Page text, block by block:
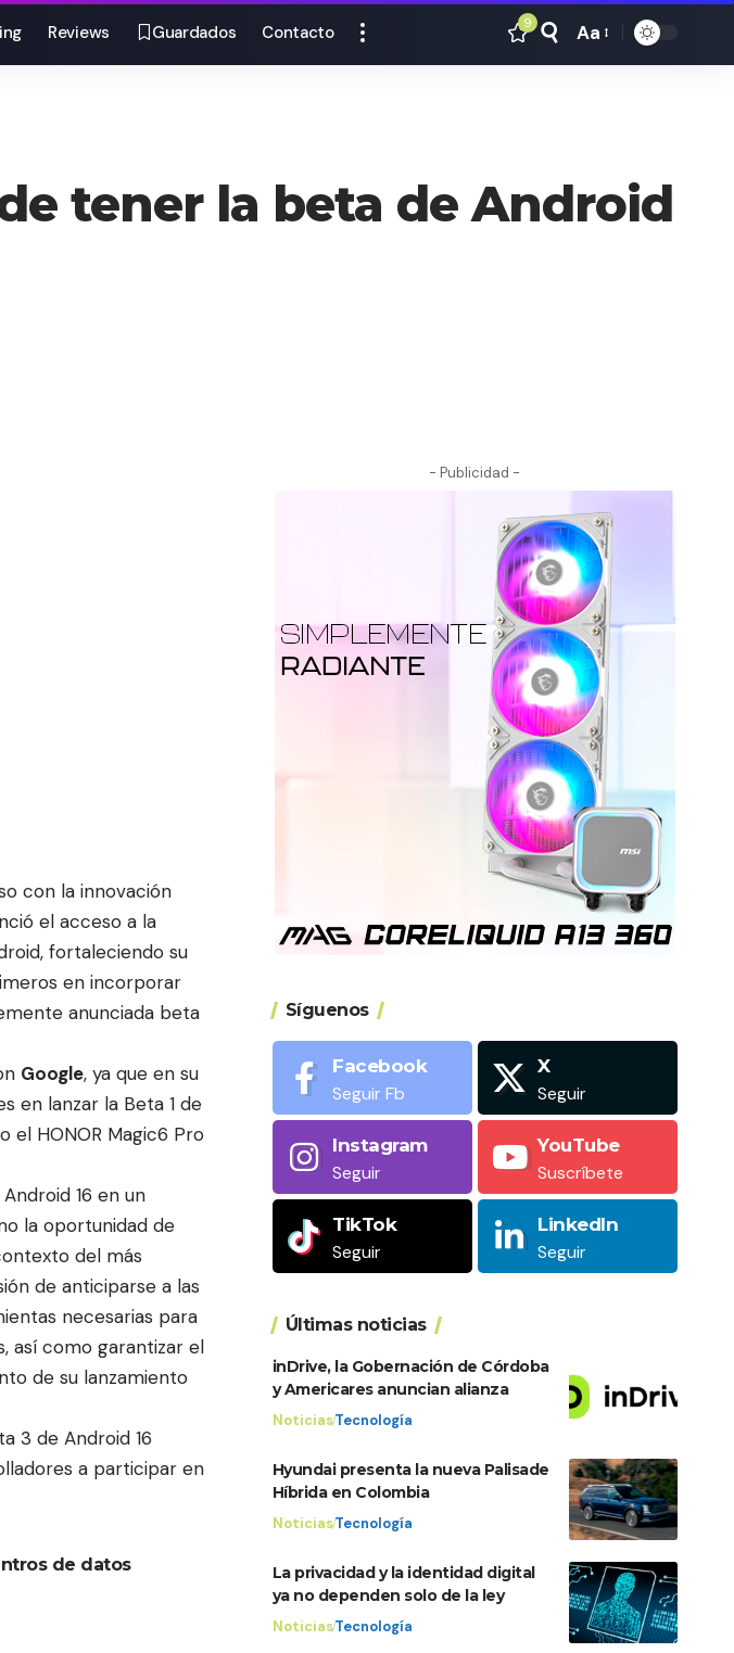
Reviews Guardados Contacto 9
Tamaño
Aa
tener la beta de Android
con la innovación
el acceso a la
fortaleciendo su
en incorporar
anunciada beta
Google, ya que en su
en lanzar la Beta 1 de
el HONOR Magic6 Pro
16 en un
la oportunidad de
del más
de anticiparse a las
necesarias para
así como garantizar el
de su lanzamiento
3 de Android 16
a participar en
de datos
- Publicidad -
Síguenos
Facebook
Seguir Fb
X
Seguir
Instagram
Seguir
YouTube
Suscríbete
TikTok
Seguir
LinkedIn
Seguir
Últimas noticias
inDrive, la Gobernación de Córdoba
y Americares anuncian alianza
NoticiasTecnología
Hyundai presenta la nueva Palisade
Híbrida en Colombia
NoticiasTecnología
La privacidad y la identidad digital
ya no dependen solo de la ley
NoticiasTecnología